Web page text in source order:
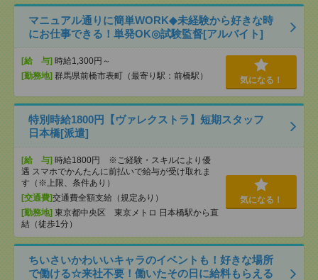
マニュアル通りに簡単WORK◆未経験から好きな時
にお仕事できる！単発OK◎試験監督[アルバイト]
[給 与] 時給1,300円～
[勤務地] 群馬県前橋市表町（最寄り駅：前橋駅） 気になる！
特別時給1800円【ヴァレクストラ】短期スタッフ
日本橋[派遣]
[給 与] 時給1800円 ※ご経験・スキルにより優
遇 スマホでかんたんに前払いで給与が受け取れま
す（※上限、条件あり）
[交通費]交通費全額支給（規定あり）
[勤務地] 東京都中央区 東京メトロ 日本橋駅から直
結（徒歩1分）
気になる！
ちいさいかわいいキャラのイベントも！好きな場所
で働ける☆来社不要！働いたその日に給料もらえる